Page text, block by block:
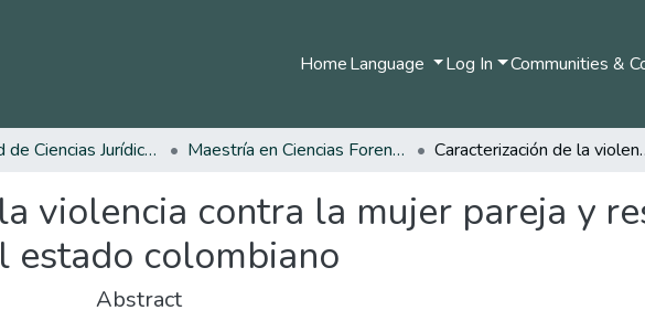
HomeLanguage Log In Communities &
Facultad de Ciencias Jurídicas Maestría en Ciencias Forenses Caracterización de la violencia
violencia contra la mujer pareja y
colombiano
Abstract